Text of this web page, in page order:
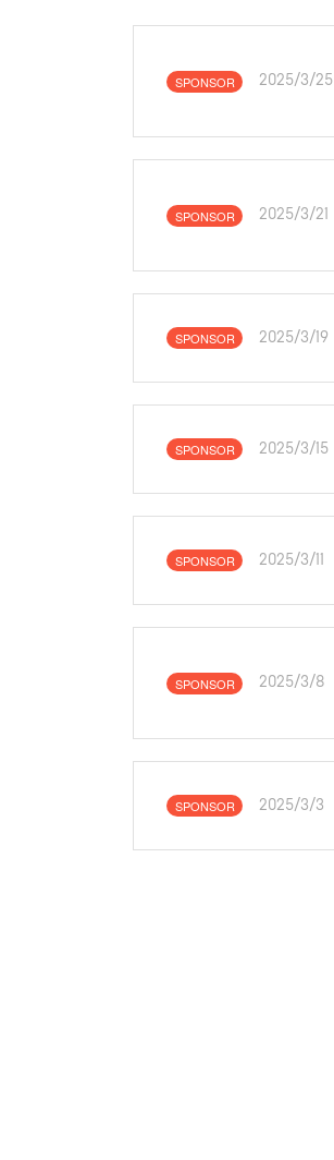
SPONSOR 2025/3/25
SPONSOR 2025/3/21
SPONSOR 2025/3/19
SPONSOR 2025/3/15
SPONSOR 2025/3/11
SPONSOR 2025/3/8
SPONSOR 2025/3/3